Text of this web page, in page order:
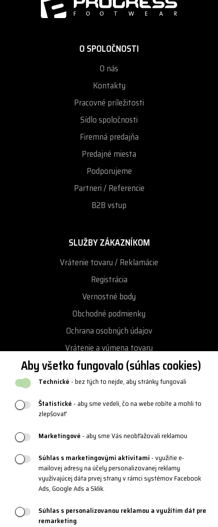
Aby všetko fungovalo (súhlas cookies)
Technické- bez tých to nejde, aby stránky fungovali
Štatistické- aby sme vedeli, čo na webe robíte a mohli to
zlepšovať
Marketingové- aby sme Vás neobťažovali reklamou
Súhlas s marketingovými aktivitami- využitie e-
mailovej adresy na účely personalizovanej reklamy
využívajúcej dáta prvej strany v rámci systémov Facebook
Ads, Google Ads a Sklik.
Súhlas s personalizovanou reklamou a využitím dát pre
remarketing
O SPOLOČNOSTI
O nás
Kontakty
Pracovné príležitosti
Sídlo spoločnosti
Firemná predajňa
Predajné miesta
Podporujeme
Partneri / Referencie
B2B vstup
SLUŽBY ZÁKAZNÍKOM
Vrátenie tovaru / Reklamácie
Registrácia
Vernostné body
Obchodné podmienky
Ochrana osobných údajov
Vrátenie a výmena tovaru
Reklamácie
Katalógy a logy
Blog
PRODUKTOVÁ PODPORA
Veľkostné tabuľky
Údržba oblečenia
Materiály a technológie
Systém 3 vrstiev